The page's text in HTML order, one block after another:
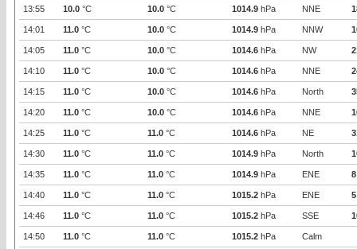
13:55 10.0 °C 10.0 °C 1014.9 hPa NNE
14:01 11.0 °C 10.0 °C 1014.9 hPa NNW
14:05 11.0 °C 10.0 °C 1014.6 hPa NW
14:10 11.0 °C 10.0 °C 1014.6 hPa NNE
14:15 11.0 °C 10.0 °C 1014.6 hPa North
14:20 11.0 °C 10.0 °C 1014.6 hPa NNE
14:25 11.0 °C 11.0 °C 1014.6 hPa NE
14:30 11.0 °C 11.0 °C 1014.9 hPa North
14:35 11.0 °C 11.0 °C 1014.9 hPa ENE 8
14:40 11.0 °C 11.0 °C 1015.2 hPa ENE 5
14:46 11.0 °C 11.0 °C 1015.2 hPa SSE
14:50 11.0 °C 11.0 °C 1015.2 hPa Calm